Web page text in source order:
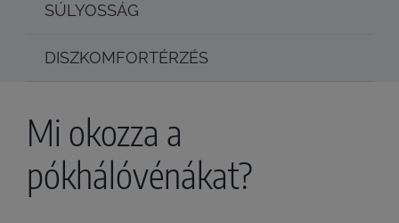
SÚLYOSSÁG
DISZKOMFORTÉRZÉS
Mi okozza a
pókhálóvénákat?